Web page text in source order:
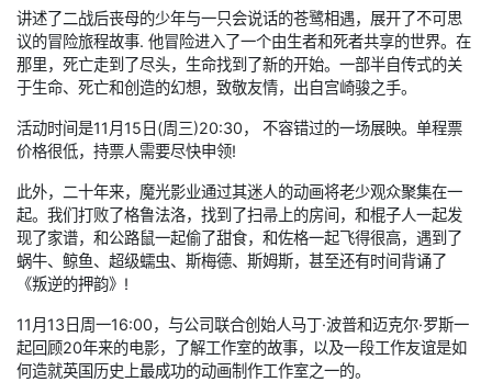
讲述了二战后丧母的少年与一只会说话的苍鹭相遇，展开了不可思
议的冒险旅程故事. 他冒险进入了一个由生者和死者共享的世界。在
那里，死亡走到了尽头，生命找到了新的开始。一部半自传式的关
于生命、死亡和创造的幻想，致敬友情，出自宫崎骏之手。
活动时间是11月15日(周三)20:30， 不容错过的一场展映。单程票
价格很低，持票人需要尽快申领!
此外，二十年来，魔光影业通过其迷人的动画将老少观众聚集在一
起。我们打败了格鲁法洛，找到了扫帚上的房间，和棍子人一起发
现了家谱，和公路鼠一起偷了甜食，和佐格一起飞得很高，遇到了
蜗牛、鲸鱼、超级蠕虫、斯梅德、斯姆斯，甚至还有时间背诵了
《叛逆的押韵》!
11月13日周一16:00，与公司联合创始人马丁·波普和迈克尔·罗斯一
起回顾20年来的电影，了解工作室的故事，以及一段工作友谊是如
何造就英国历史上最成功的动画制作工作室之一的。